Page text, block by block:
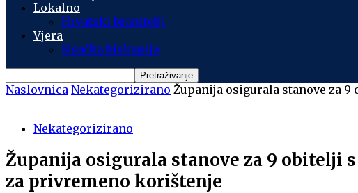
Lokalno
Hrvatski branitelji
Vjera
Sisačka biskupija
Naslovnica Nekategorizirano Županija osigurala stanove za 9
Nekategorizirano
Županija osigurala stanove za 9 obitelji
za privremeno korištenje